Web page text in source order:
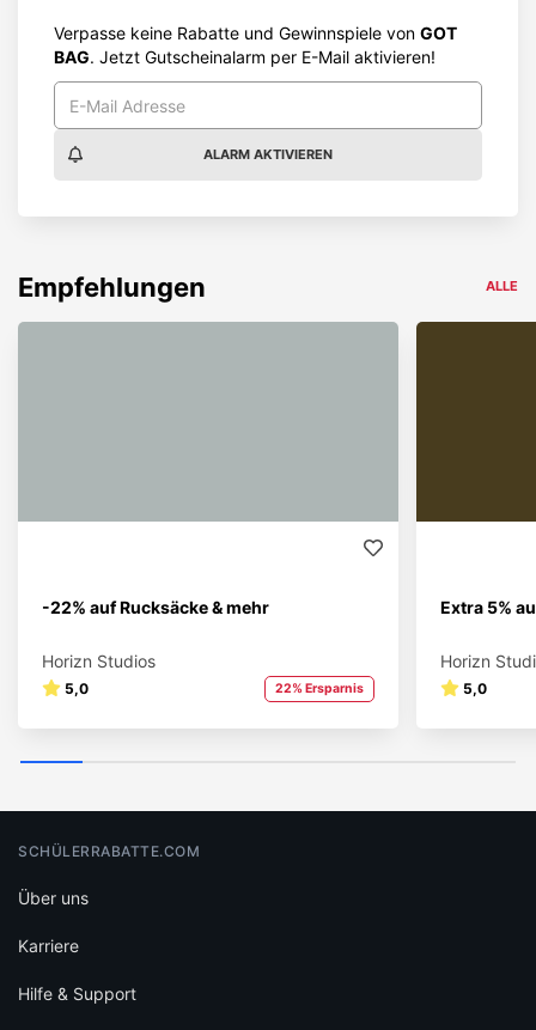
Verpasse keine Rabatte und Gewinnspiele von GOT
BAG. Jetzt Gutscheinalarm per E-Mail aktivieren!
ALARM AKTIVIEREN
Empfehlungen ALLE
-22% auf Rucksäcke & mehr
Horizn Studios
5,0 22% Ersparnis
Extra 5%
Horizn
5,0
SCHÜLERRABATTE.COM
Über uns
Karriere
Hilfe & Support